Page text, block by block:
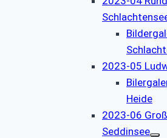
2023-05
Heide
2023-06
Seddinsee